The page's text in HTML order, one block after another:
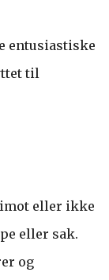
entusiastiske
til
eller ikke
eller sak.
og